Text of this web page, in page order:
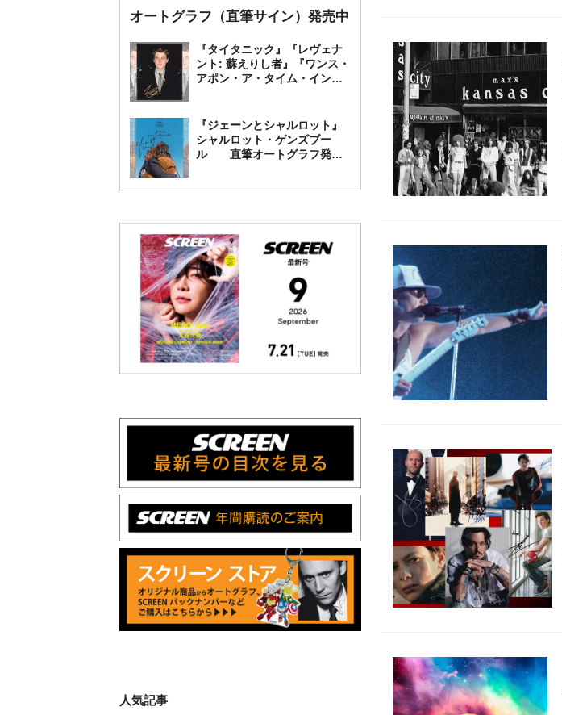
オートグラフ（直筆サイン）発売中
『タイタニック』『レヴェナ
ント: 蘇えりし者』『ワンス・
アポン・ア・タイム・イン・
フ発売中
『ジェーンとシャルロット』
シャルロット・ゲンズブー
ル 直筆オートグラフ発売
人気記事